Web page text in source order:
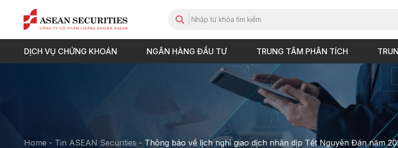
DỊCH VỤ CHỨNG KHOÁN NGÂN HÀNG ĐẦU TƯ TRUNG TÂM PHÂN TÍCH
Home - Tin ASEAN Securities- Thông báo về lịch nghỉ giao dịch nhân dịp Tết Nguyên Đán năm